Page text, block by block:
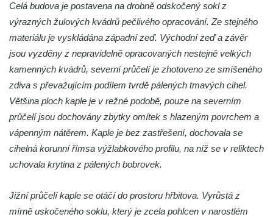
Křížová cesta Římov – I. kaple – Loučení
Ježíše s Pannou Marií
Márnice na hřbitově v Římově
Kaple v Horním Třeboníně
Kaple Panny Marie v Horním Třeboníně
Kaple mezi Dolním Třebonínem a Horním
Třebonínem
Kaple v severní části Dolního Třebonína
Márnice na hřbitově v Rybniště
Kaple u kostela svatého Jiljí v Lužci nad
Kostel svatého Jiljí v Lužci nad Vltavou
Celá budova je postavena na drobně odskočený sokl z
výrazných žulových kvádrů pečlivého opracování. Ze stejného
materiálu je vyskládána západní zeď. Východní zeď a závěr
jsou vyzděny z nepravidelně opracovaných nestejně velkých
kamenných kvádrů, severní průčelí je zhotoveno ze smíšeného
zdiva s převažujícím podílem tvrdě pálených tmavých cihel.
Většina ploch kaple je v režné podobě, pouze na severním
průčelí jsou dochovány zbytky omítek s hlazeným povrchem a
vápenným nátěrem. Kaple je bez zastřešení, dochovala se
cihelná korunní římsa výžlabkového profilu, na níž se v reliktech
uchovala krytina z pálených bobrovek.
Jižní průčelí kaple se otáčí do prostoru hřbitova. Vyrůstá z
mírně uskočeného soklu, který je zcela pohlcen v narostlém